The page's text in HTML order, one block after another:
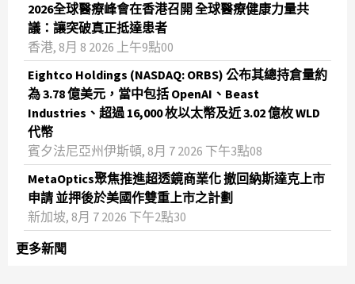
2026全球醫療峰會在香港召開 全球醫療健康力量共
議：讓突破真正抵達患者
香港, 8月 8 2026 上午9點00
Eightco Holdings (NASDAQ: ORBS) 公布其總持倉量約
為 3.78 億美元，當中包括 OpenAI、Beast
Industries、超過 16,000 枚以太幣及近 3.02 億枚 WLD
代幣
賓夕法尼亞州伊斯頓, 8月 7 2026 下午3點08
MetaOptics聚焦推進超透鏡商業化 撤回納斯達克上市
申請 並押後於美國作雙重上市之計劃
新加坡, 8月 7 2026 下午2點30
更多新聞